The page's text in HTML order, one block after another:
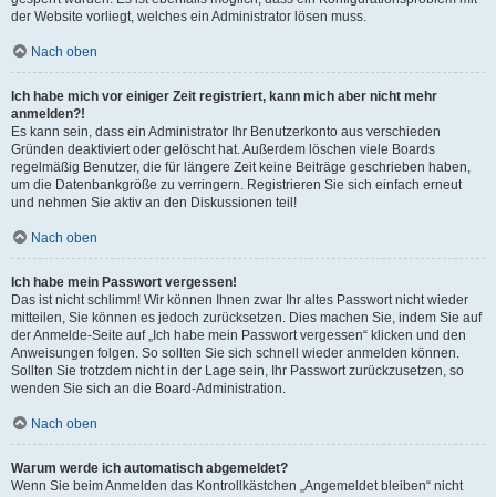
der Website vorliegt, welches ein Administrator lösen muss.
Nach oben
Ich habe mich vor einiger Zeit registriert, kann mich aber nicht mehr
anmelden?!
Es kann sein, dass ein Administrator Ihr Benutzerkonto aus verschieden
Gründen deaktiviert oder gelöscht hat. Außerdem löschen viele Boards
regelmäßig Benutzer, die für längere Zeit keine Beiträge geschrieben haben,
um die Datenbankgröße zu verringern. Registrieren Sie sich einfach erneut
und nehmen Sie aktiv an den Diskussionen teil!
Nach oben
Ich habe mein Passwort vergessen!
Das ist nicht schlimm! Wir können Ihnen zwar Ihr altes Passwort nicht wieder
mitteilen, Sie können es jedoch zurücksetzen. Dies machen Sie, indem Sie auf
der Anmelde-Seite auf „Ich habe mein Passwort vergessen“ klicken und den
Anweisungen folgen. So sollten Sie sich schnell wieder anmelden können.
Sollten Sie trotzdem nicht in der Lage sein, Ihr Passwort zurückzusetzen, so
wenden Sie sich an die Board-Administration.
Nach oben
Warum werde ich automatisch abgemeldet?
Wenn Sie beim Anmelden das Kontrollkästchen „Angemeldet bleiben“ nicht